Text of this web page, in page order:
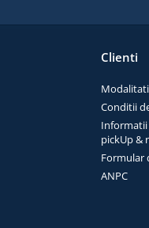
Clienti
Conditii
Informatii
pickUp &
Formular
ANPC